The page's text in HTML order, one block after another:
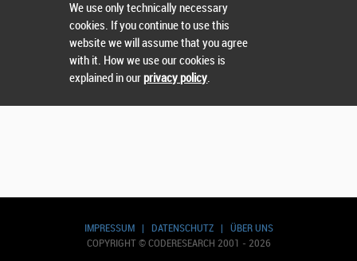
IMPRESSUM| DATENSCHUTZ| ÜBER UNS
COPYRIGHT © CODERESEARCH 2001 - 2026
Suchen
We use only technically necessary
cookies. If you continue to use this
website we will assume that you agree
with it. How we use our cookies is
explained in ourprivacy policy.